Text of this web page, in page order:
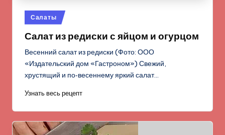
Опубликовано
в
Салаты
Салат из редиски с яйцом и огурцом
Весенний салат из редиски (Фото: ООО
«Издательский дом «Гастроном») Свежий,
хрустящий и по‑весеннему яркий салат…
Узнать весь рецепт